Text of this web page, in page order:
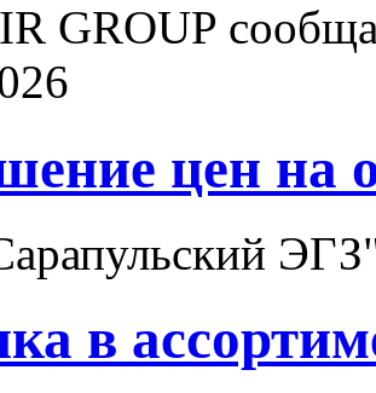
GROUP
цен на
в